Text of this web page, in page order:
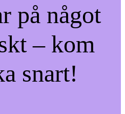
på något
– kom
snart!